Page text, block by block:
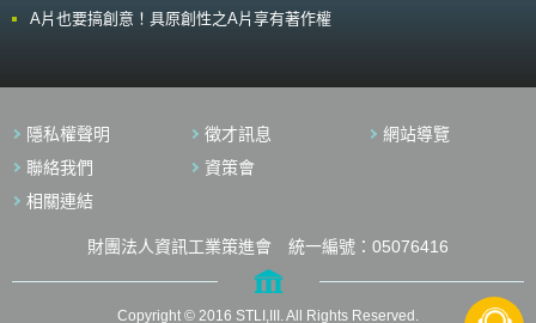
狹義的電子郵件，僅僅因其在通常專門用於私人電子郵件的空間中展示，就
費模式」意見，認為同意接受廣告在特定條件下得作為使用Gmail服務的條
件。換言之，以「cookie wall」（註：拒絕cookie的蒐集即無法獲得服務之
免費服務的框架下，cookie wall在維持提供服務與服務成本之間的經濟平衡
不代表Google可以任意決定所蒐集的cookies和相應廣告模式的類型。
CNIL要求，當事人在cookie wall的框架內仍應享有選擇自由，才能取得蒐
集為投放個人化廣告之cookies的當事人有效同意，亦即：在個人化廣告處
理更多個資和對當事人造成更多風險的情況下，當事人應被給予機會選擇
A片也要搞創意！具原創性之A片享有著作權
隱私權聲明 徵才訊息
網站導覽
聯絡我們
資策會
相關連結
財團法人資訊工業策進會 統一編號：05076416
Copyright © 2016 STLI,III. All Rights Reserved.